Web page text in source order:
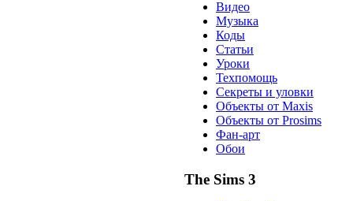
Видео
Музыка
Коды
Статьи
Уроки
Техпомощь
Секреты и уловки
Объекты от Maxis
Объекты от Prosims
Фан-арт
Обои
The Sims 3